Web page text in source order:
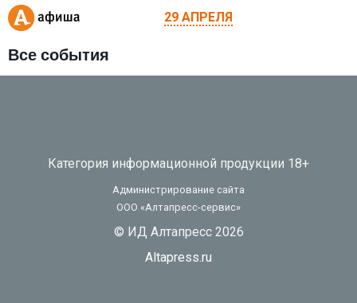
29 АПРЕЛЯ
Все события
Категория информационной продукции 18+
Администрирование сайта
ООО «Алтапресс-сервис»
© ИД Алтапресс 2026
Altapress.ru